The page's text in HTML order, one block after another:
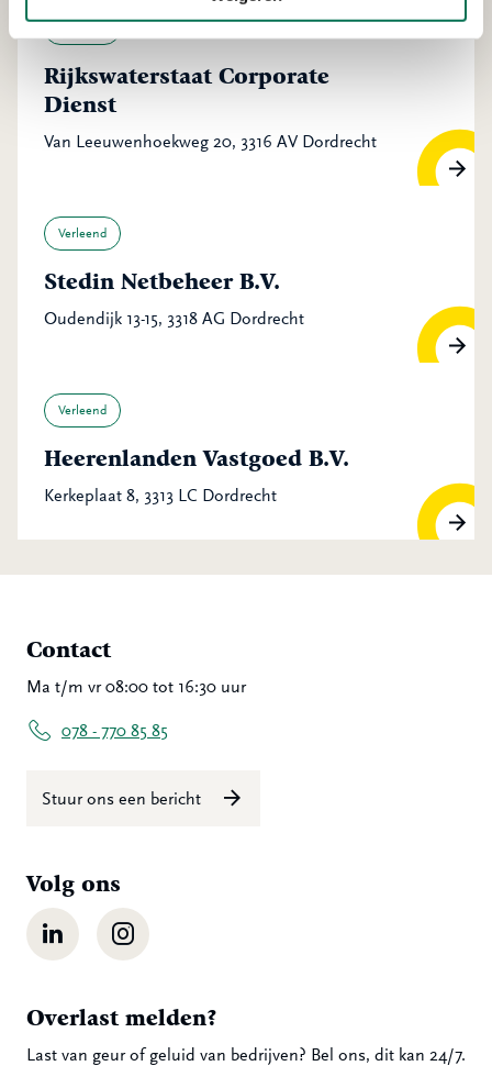
Rijkswaterstaat Corporate
Dienst
Van Leeuwenhoekweg 20, 3316 AV Dordrecht
Verleend
Stedin Netbeheer B.V.
Oudendijk 13-15, 3318 AG Dordrecht
Verleend
Heerenlanden Vastgoed B.V.
Kerkeplaat 8, 3313 LC Dordrecht
Contact
Ma t/m vr 08:00 tot 16:30 uur
078 - 770 85 85
Stuur ons een bericht
Volg ons
LinkedIn Instagram
Overlast melden?
Last van geur of geluid van bedrijven? Bel ons, dit kan 24/7.